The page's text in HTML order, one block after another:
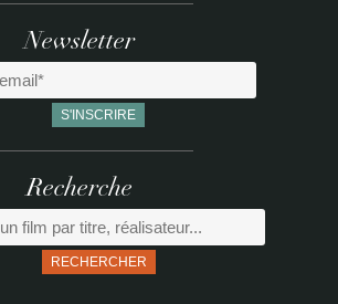
Newsletter
Recherche
RECHERCHER